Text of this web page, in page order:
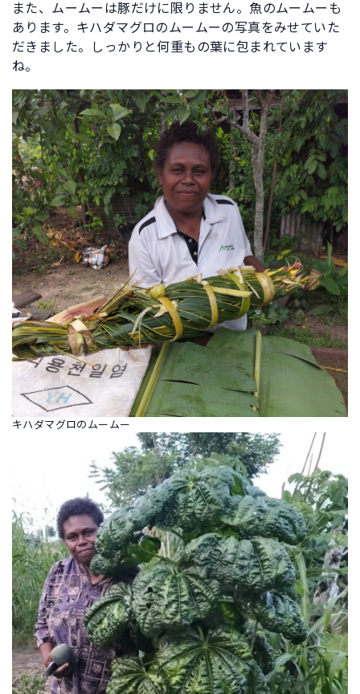
また、ムームーは豚だけに限りません。魚のムームーも
あります。キハダマグロのムームーの写真をみせていた
だきました。しっかりと何重もの葉に包まれています
ね。
キハダマグロのムームー